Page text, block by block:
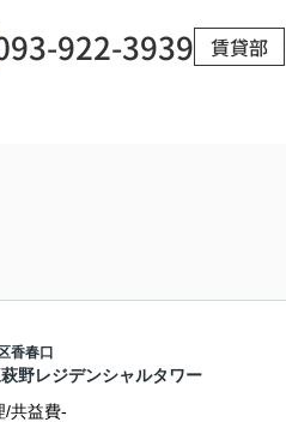
922-3939 賃貸部
香春口
野レジデンシャルタワー
/共益費-